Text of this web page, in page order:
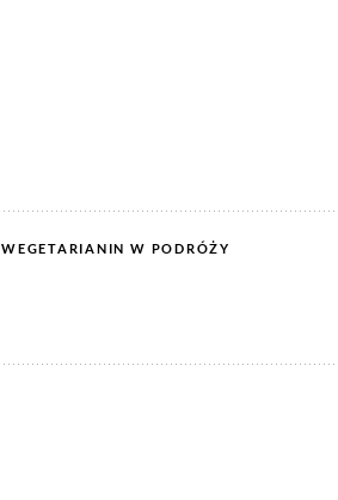
WEGETARIANIN W PODRÓŻY